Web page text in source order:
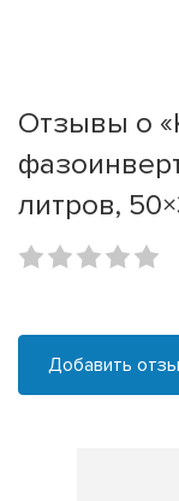
Отзывы о
литров,
Добавить